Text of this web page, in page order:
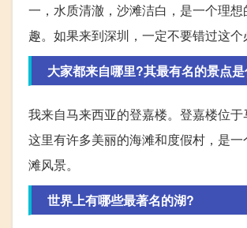
一，水质清澈，沙滩洁白，是一个理
趣。如果来到深圳，一定不要错过这个
大家都来自哪里?其最有名的景点
我来自马来西亚的登嘉楼。登嘉楼位
这里有许多美丽的海滩和度假村，是
滩风景。
世界上有哪些最著名的湖?